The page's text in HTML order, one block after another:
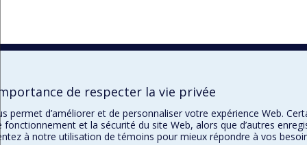
de respecter la vie privée
permet d’améliorer et de personnaliser votre expérience Web.
et la sécurité du site Web, alors que d’autres
à notre utilisation de témoins pour mieux répondre à vos